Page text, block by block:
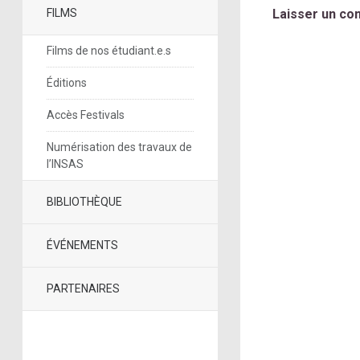
FILMS
Films de nos étudiant.e.s
Éditions
Accès Festivals
Numérisation des travaux de
l’INSAS
BIBLIOTHÈQUE
ÉVÉNEMENTS
PARTENAIRES
Laisser un